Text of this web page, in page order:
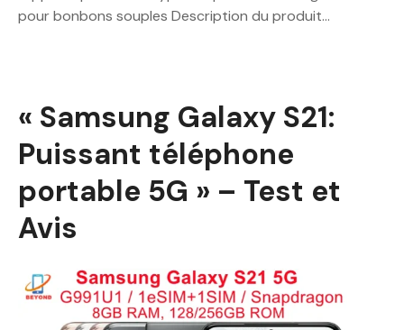
pour bonbons souples Description du produit…
« Samsung Galaxy S21:
Puissant téléphone
portable 5G » – Test et
Avis